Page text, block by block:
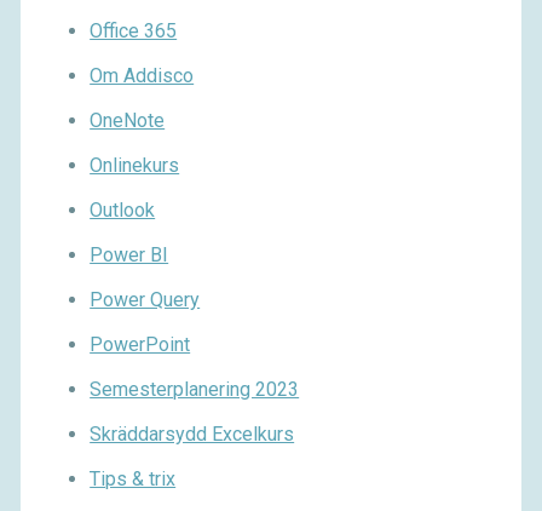
Office 365
Om Addisco
OneNote
Onlinekurs
Outlook
Power BI
Power Query
PowerPoint
Semesterplanering 2023
Skräddarsydd Excelkurs
Tips & trix